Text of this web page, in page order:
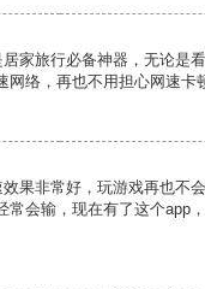
家旅行必备神器，无论是
络，再也不用担心网速卡
果非常好，玩游戏再也不
常会输，现在有了这个app